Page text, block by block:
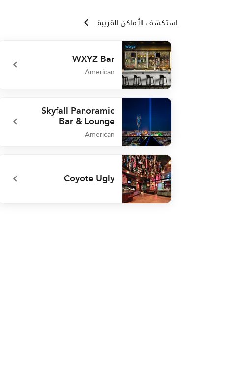
استكشف الأماكن القريبة
WXYZ Bar
American
undefined WXYZ Bar
Skyfall Panoramic
Bar & Lounge
American
undefined Skyfall Panoramic Bar & Lounge
Coyote Ugly